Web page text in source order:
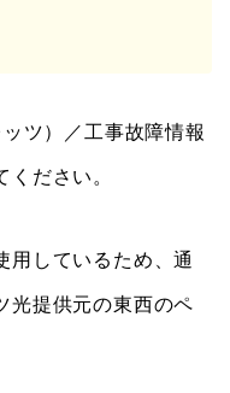
ツ）／工事故障情報
ください。
用しているため、通
光提供元の東西のペ